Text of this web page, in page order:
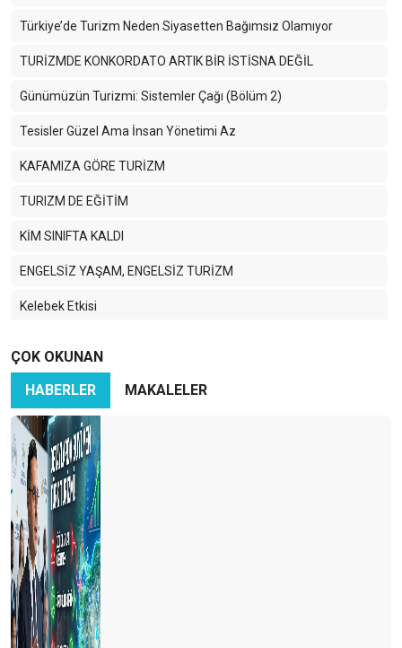
Türkiye’de Turizm Neden Siyasetten Bağımsız Olamıyor
TURİZMDE KONKORDATO ARTIK BİR İSTİSNA DEĞİL
Günümüzün Turizmi: Sistemler Çağı (Bölüm 2)
Tesisler Güzel Ama İnsan Yönetimi Az
KAFAMIZA GÖRE TURİZM
TURIZM DE EĞİTİM
KİM SINIFTA KALDI
ENGELSİZ YAŞAM, ENGELSİZ TURİZM
Kelebek Etkisi
Antalya Turizm Fuarı (ATF)
İhtiyaçlar stratejiniz, Sorunlarınız ise Hedefleriniz oluyor!
Buz dağının görünmeyen kısmına hazır mıyız?
ÜVEY EVLAT ALANYA
GELECEĞİN YOLUNA DÜNDEN ÇIKMALIYDIK
TÜRKİYE'DE TURİZM İLE YAŞAMAK
HEPİMİZ AYNI GEMİDEYİZ! (EMİN MİYİZ?)
YENİ NESİL TURİZM YÖNETİCİLERİ
ÇOK OKUNAN
HABERLER
MAKALELER